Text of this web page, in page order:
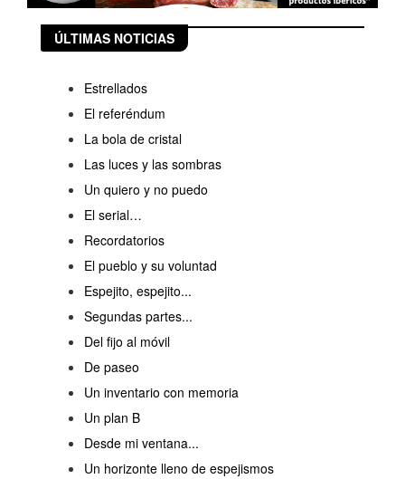
ÚLTIMAS NOTICIAS
Estrellados
El referéndum
La bola de cristal
Las luces y las sombras
Un quiero y no puedo
El serial…
Recordatorios
El pueblo y su voluntad
Espejito, espejito...
Segundas partes...
Del fijo al móvil
De paseo
Un inventario con memoria
Un plan B
Desde mi ventana...
Un horizonte lleno de espejismos